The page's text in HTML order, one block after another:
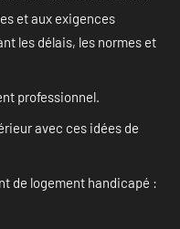
et aux exigences
les délais, les normes et
professionnel.
avec ces idées de
de logement handicapé :